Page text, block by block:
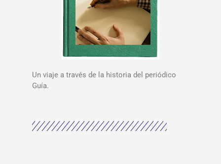
Un viaje a través de la historia del periódico
Guía.